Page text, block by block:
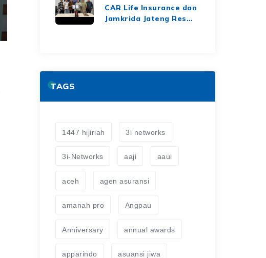
Keuangan yang Solid
dan Berkelanjutan
CAR Life Insurance dan
Jamkrida Jateng Resmi
TAGS
1447 hijiriah 3i networks
3i-Networks aaji aaui
aceh agen asuransi
amanah pro Angpau
Anniversary annual awards
apparindo asuansi jiwa